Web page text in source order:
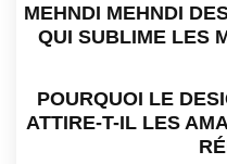
MEHNDI MEHNDI
QUI SUBLIME LES
POURQUOI LE
ATTIRE-T-IL LES